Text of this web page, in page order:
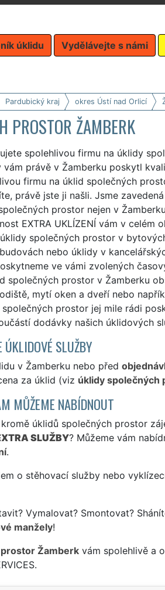
úklidu Vydělávejte s námi
Pardubický kraj okres Ústí nad Orlicí
PROSTOR ŽAMBERK
spolehlivou firmu na úklidy
vám právě v Žamberku poskytl
firmu na úklid společných
právě jste ji našli. Jsme
prostor nejen v
EXTRA UKLÍZENÍ vám v
společných prostor v
nebo úklidy v
ve vámi zvolených
společných prostor v Žamberku
mytí oken a dveří nebo
prostor jej mile rádi
dodávky našich úklidových
ÚKLIDOVÉ SLUŽBY
v Žamberku nebo před
za úklid (viz úklidy společných
MŮŽEME NABÍDNOUT
úklidů společných prostor
SLUŽBY? Můžeme vám
.
o stěhovací služby nebo
Vymalovat? Smontovat?
manžely!
Žamberkvám spolehlivě a